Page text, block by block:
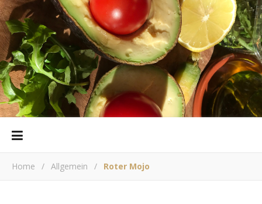
Home / Allgemein / Roter Mojo